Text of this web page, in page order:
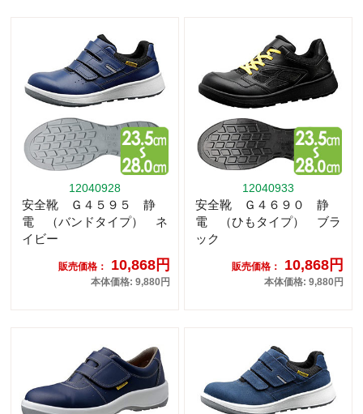
12040928
安全靴 Ｇ４５９５ 静
電 （バンドタイプ） ネ
イビー
販売価格： 10,868円
本体価格: 9,880円
12040933
安全靴 Ｇ４６９０ 静
電 （ひもタイプ） ブラ
ック
販売価格： 10,868円
本体価格: 9,880円